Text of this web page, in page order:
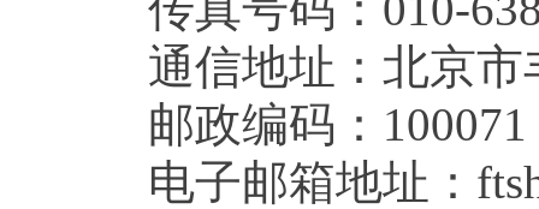
通信地址：北京市
邮政编码：100071
电子邮箱地址：